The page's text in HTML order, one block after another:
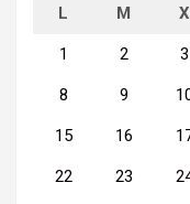
L M X
1 2 3
8 9
15 16
22 23